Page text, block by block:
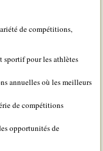
de compétitions,
sportif pour les athlètes
annuelles où les meilleurs
de compétitions
opportunités de